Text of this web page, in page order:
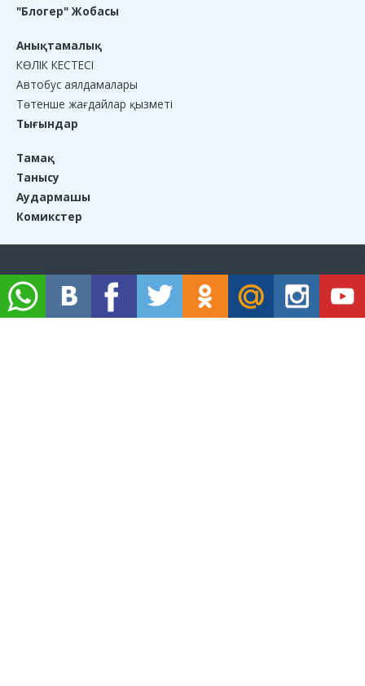
"Блогер" Жобасы
Анықтамалық
КӨЛІК КЕСТЕСІ
Автобус аялдамалары
Төтенше жағдайлар қызметі
Тығындар
Тамақ
Танысу
Аудармашы
Комикстер